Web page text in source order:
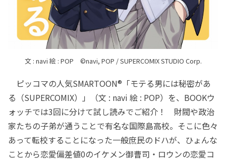
文 : navi 絵 : POP ©︎navi, POP / SUPERCOMIX STUDIO Corp.
ピッコマの人気SMARTOON®︎「モテる男には秘密があ
る（SUPERCOMIX）」（文 : navi 絵 : POP）を、BOOKウ
ォッチでは3回に分けて試し読みでご紹介！ 財閥や政治
家たちの子弟が通うことで有名な国際島高校。そこに色々
あって転校することになった一般庶民のドハが、ひょんな
ことから恋愛偏差値0のイケメン御曹司・ロウンの恋愛コ